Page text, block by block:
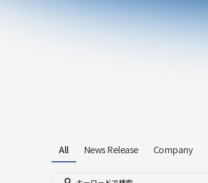
All News Release Company